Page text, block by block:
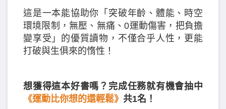
這是一本能協助你「突破年齡、體能、時空
環境限制，無壓、無痛、0運動傷害，把負擔
變享受」的優質讀物，不僅合乎人性，更能
打破與生俱來的惰性！
想獲得這本好書嗎？完成任務就有機會抽中
《運動比你想的還輕鬆》 共1名！